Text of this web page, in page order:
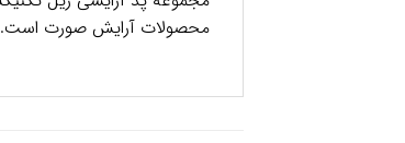
محصولات آرایش صورت است.